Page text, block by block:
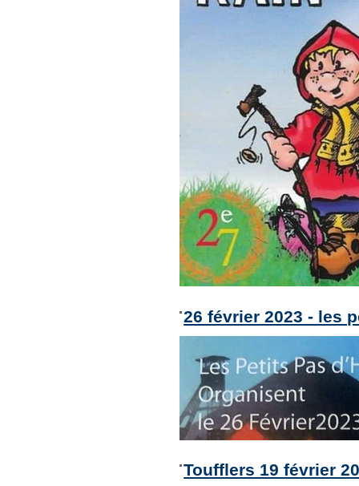
26 février 2023 - les
Toufflers 19 février